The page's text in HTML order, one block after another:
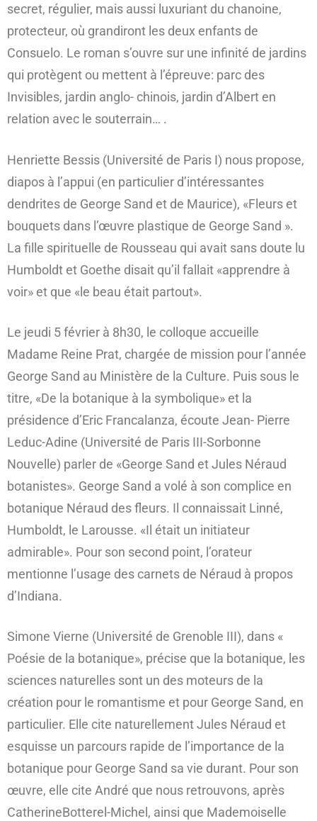
secret, régulier, mais aussi luxuriant du chanoine,
protecteur, où grandiront les deux enfants de
Consuelo. Le roman s’ouvre sur une infinité de jardins
qui protègent ou mettent à l’épreuve: parc des
Invisibles, jardin anglo- chinois, jardin d’Albert en
relation avec le souterrain… .
Henriette Bessis (Université de Paris I) nous propose,
diapos à l’appui (en particulier d’intéressantes
dendrites de George Sand et de Maurice), «Fleurs et
bouquets dans l’œuvre plastique de George Sand ».
La fille spirituelle de Rousseau qui avait sans doute lu
Humboldt et Goethe disait qu’il fallait «apprendre à
voir» et que «le beau était partout».
Le jeudi 5 février à 8h30, le colloque accueille
Madame Reine Prat, chargée de mission pour l’année
George Sand au Ministère de la Culture. Puis sous le
titre, «De la botanique à la symbolique» et la
présidence d’Eric Francalanza, écoute Jean- Pierre
Leduc-Adine (Université de Paris III-Sorbonne
Nouvelle) parler de «George Sand et Jules Néraud
botanistes». George Sand a volé à son complice en
botanique Néraud des fleurs. Il connaissait Linné,
Humboldt, le Larousse. «Il était un initiateur
admirable». Pour son second point, l’orateur
mentionne l’usage des carnets de Néraud à propos
d’Indiana.
Simone Vierne (Université de Grenoble III), dans «
Poésie de la botanique», précise que la botanique, les
sciences naturelles sont un des moteurs de la
création pour le romantisme et pour George Sand, en
particulier. Elle cite naturellement Jules Néraud et
esquisse un parcours rapide de l’importance de la
botanique pour George Sand sa vie durant. Pour son
œuvre, elle cite André que nous retrouvons, après
CatherineBotterel-Michel, ainsi que Mademoiselle